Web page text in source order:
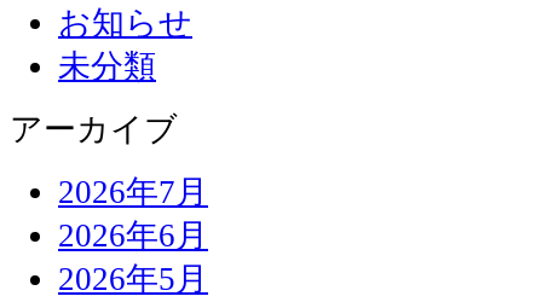
お知らせ
未分類
アーカイブ
2026年7月
2026年6月
2026年5月